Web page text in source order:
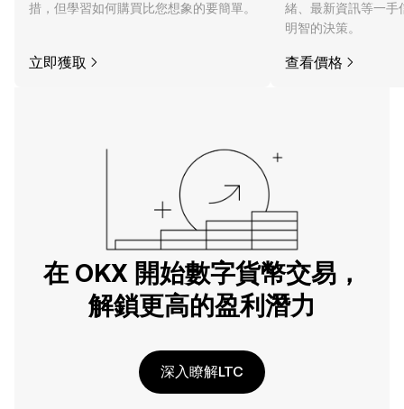
措，但學習如何購買比您想象的要簡單。
立即獲取
緒、最新資訊等一手
明智的決策。
查看價格
在 OKX 開始數字貨幣交易，
解鎖更高的盈利潛力
深入瞭解LTC